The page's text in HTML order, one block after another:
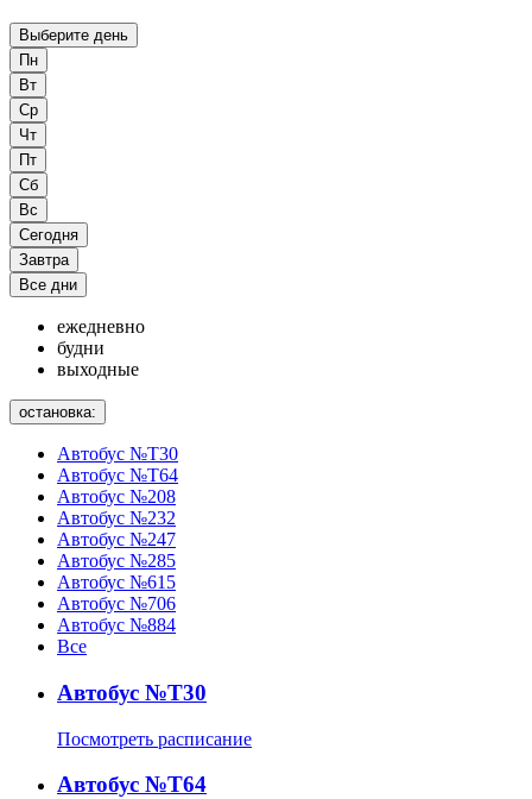
Выберите день
Пн
Вт
Ср
Чт
Пт
Сб
Вс
Сегодня
Завтра
Все дни
ежедневно
будни
выходные
остановка:
Автобус №Т30
Автобус №Т64
Автобус №208
Автобус №232
Автобус №247
Автобус №285
Автобус №615
Автобус №706
Автобус №884
Все
Автобус №Т30
Посмотреть расписание
Автобус №Т64